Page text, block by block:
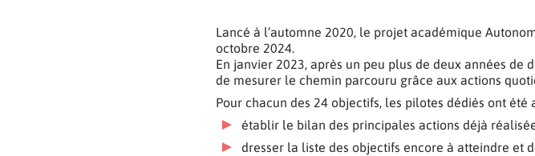
Lancé à l’automne 2020, le projet académique
octobre 2024.
En janvier 2023, après un peu plus de deux années
de mesurer le chemin parcouru grâce aux actions
Pour chacun des 24 objectifs, les pilotes dédiés ont été
établir le bilan des principales actions déjà
dresser la liste des objectifs encore à atteindre et